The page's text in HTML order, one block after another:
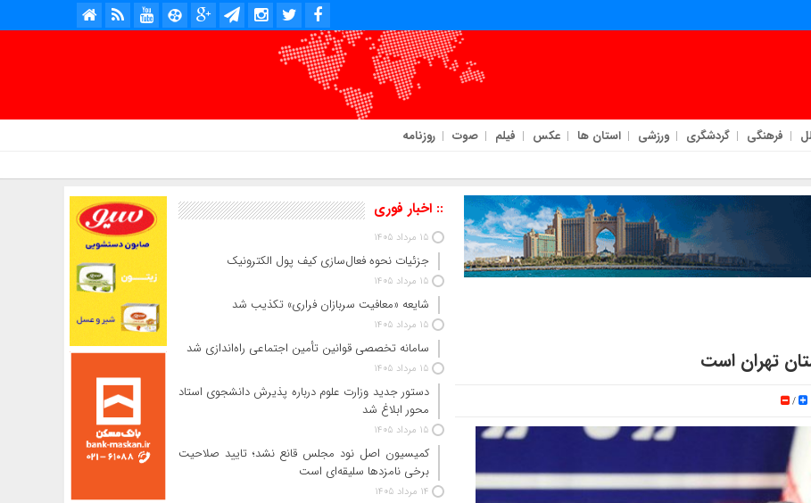
فرهنگی گردشگری ورزشی استان ها عکس فیلم صوت روزنامه
تهران است
/
:: اخبار فوری
15 مرداد 1405
جزئیات نحوه فعال‌سازی کیف پول الکترونیک
15 مرداد 1405
شایعه «معافیت سربازان فراری» تکذیب شد
15 مرداد 1405
سامانه تخصصی قوانین تأمین اجتماعی راه‌اندازی شد
15 مرداد 1405
دستور جدید وزارت علوم درباره پذیرش دانشجوی استاد
محور ابلاغ شد
15 مرداد 1405
کمیسیون اصل نود مجلس قانع نشد؛ تایید صلاحیت
برخی نامزدها سلیقه‌ای است
14 مرداد 1405